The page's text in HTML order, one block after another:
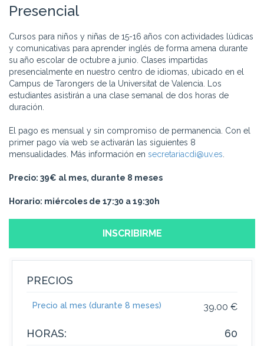
Presencial
Cursos para niños y niñas de 15-16 años con actividades lúdicas
y comunicativas para aprender inglés de forma amena durante
su año escolar de octubre a junio. Clases impartidas
presencialmente en nuestro centro de idiomas, ubicado en el
Campus de Tarongers de la Universitat de Valencia. Los
estudiantes asistirán a una clase semanal de dos horas de
duración.
El pago es mensual y sin compromiso de permanencia. Con el
primer pago vía web se activarán las siguientes 8
mensualidades. Más información en secretariacdi@uv.es
Precio: 39€ al mes, durante 8 meses
Horario: miércoles de 17:30 a 19:30h
INSCRIBIRME
PRECIOS
39.00 €
Precio al mes (durante 8 meses)
HORAS:
60